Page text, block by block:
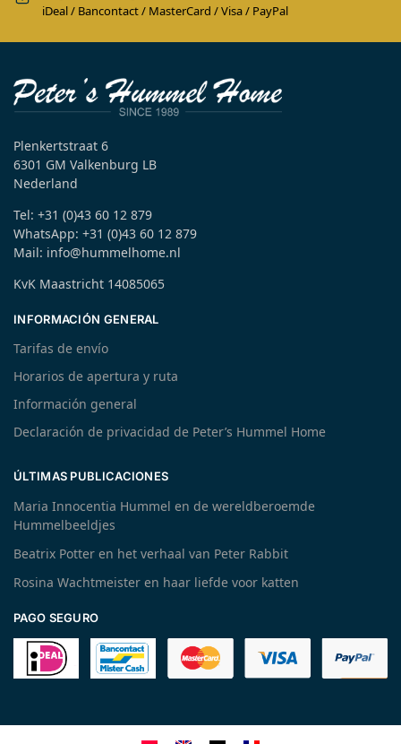
iDeal / Bancontact / MasterCard / Visa / PayPal
Plenkertstraat 6
6301 GM Valkenburg LB
Nederland
Tel: +31 (0)43 60 12 879
WhatsApp: +31 (0)43 60 12 879
Mail: info@hummelhome.nl
KvK Maastricht 14085065
INFORMACIÓN GENERAL
Tarifas de envío
Horarios de apertura y ruta
Información general
Declaración de privacidad de Peter’s Hummel Home
ÚLTIMAS PUBLICACIONES
Maria Innocentia Hummel en de wereldberoemde
Hummelbeeldjes
Beatrix Potter en het verhaal van Peter Rabbit
Rosina Wachtmeister en haar liefde voor katten
PAGO SEGURO